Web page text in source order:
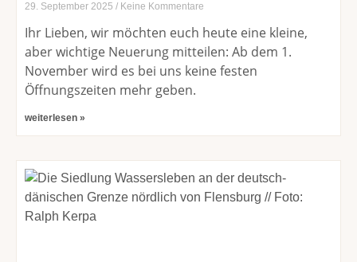
29. September 2025 Keine Kommentare
Ihr Lieben, wir möchten euch heute eine kleine,
aber wichtige Neuerung mitteilen: Ab dem 1.
November wird es bei uns keine festen
Öffnungszeiten mehr geben.
weiterlesen »